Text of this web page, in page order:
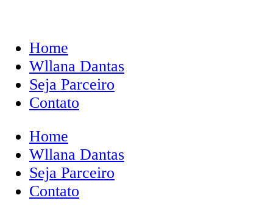
Home
Wllana Dantas
Seja Parceiro
Contato
Home
Wllana Dantas
Seja Parceiro
Contato